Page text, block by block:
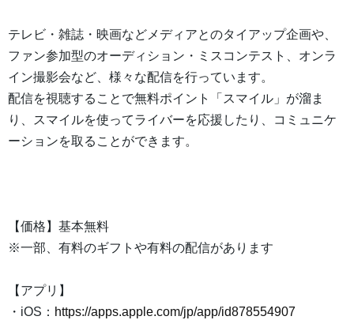
テレビ・雑誌・映画などメディアとのタイアップ企画や、
ファン参加型のオーディション・ミスコンテスト、オンラ
イン撮影会など、様々な配信を行っています。
配信を視聴することで無料ポイント「スマイル」が溜ま
り、スマイルを使ってライバーを応援したり、コミュニケ
ーションを取ることができます。
【価格】基本無料
※一部、有料のギフトや有料の配信があります
【アプリ】
・iOS： https://apps.apple.com/jp/app/id878554907